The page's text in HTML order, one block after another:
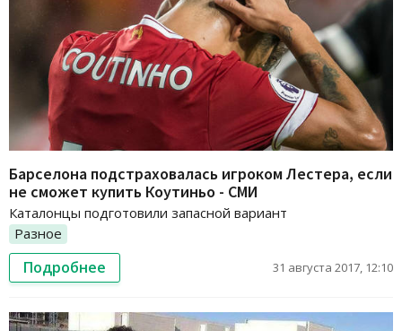
Барселона подстраховалась игроком Лестера, если
не сможет купить Коутиньо - СМИ
Каталонцы подготовили запасной вариант
Разное
Подробнее 31 августа 2017, 12:10